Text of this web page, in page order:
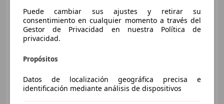
Volvo XC90
XC90 D3
Momentum 7pl. Aut. Momentum
Puede cambiar sus ajustes y retirar su
consentimiento en cualquier momento a través del
Gestor de Privacidad en nuestra Política de
privacidad.
Propósitos
Datos de localización geográfica precisa e
identificación mediante análisis de dispositivos